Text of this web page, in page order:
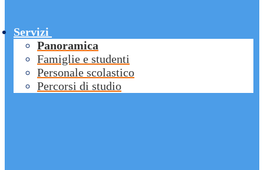
Servizi
Panoramica
Famiglie e studenti
Personale scolastico
Percorsi di studio